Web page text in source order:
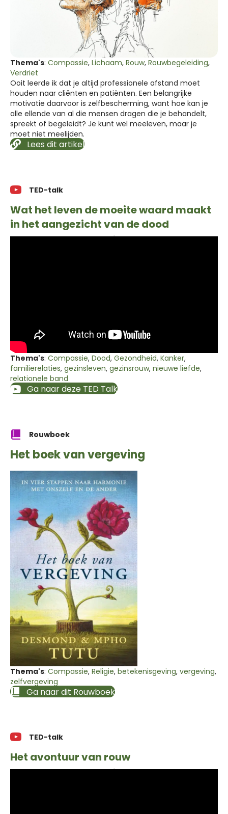
Thema's: Compassie, Lichaam, Rouw, Rouwbegeleiding,
Verdriet
Ooit leerde ik dat je altijd professionele afstand moet
houden naar cliënten en patiënten. Een belangrijke
motivatie daarvoor is zelfbescherming, want hoe kan je
alle ellende van al die mensen dragen die je behandelt,
spreekt of begeleidt? Je kunt wel meeleven, maar je
moet niet meelijden.
Lees dit artikel
TED-talk
Wat het leven de moeite waard maakt
in het aangezicht van de dood
Thema's: Compassie, Dood, Gezondheid, Kanker,
familierelaties, gezinsleven, gezinsrouw, nieuwe liefde,
relationele band
Ga naar deze TED Talk
Rouwboek
Het boek van vergeving
Thema's: Compassie, Religie, betekenisgeving, vergeving,
zelfvergeving
Ga naar dit Rouwboek
TED-talk
Het avontuur van rouw